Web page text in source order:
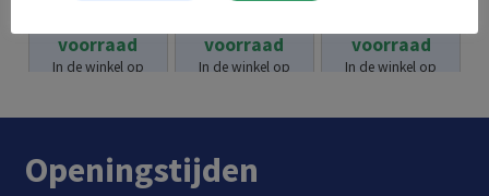
voorraad
In de winkel op
voorraad
In de winkel op
voorraad
In de winkel op
Openingstijden